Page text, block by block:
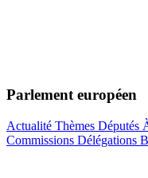
Parlement européen
Actualité Thèmes Députés
Commissions Délégations